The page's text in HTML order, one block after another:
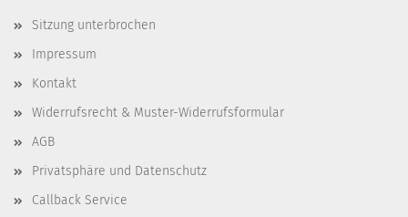
Sitzung unterbrochen
Impressum
Kontakt
Widerrufsrecht & Muster-Widerrufsformular
AGB
Privatsphäre und Datenschutz
Callback Service